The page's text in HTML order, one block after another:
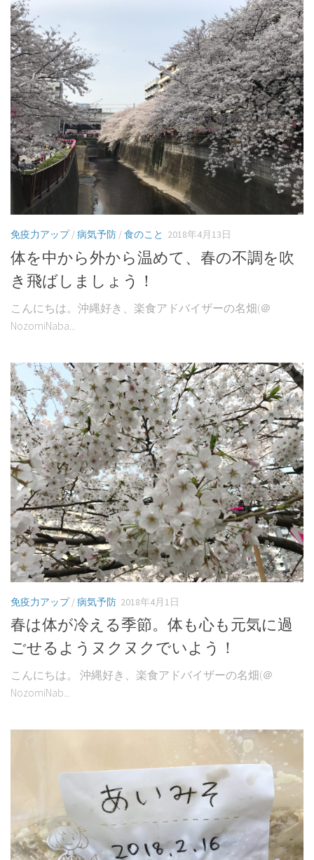
免疫力アップ/病気予防 /食のこと 2018年4月13日
体を中から外から温めて、春の不調を吹
き飛ばしましょう！
こんにちは。沖縄好き、楽食アドバイザーの名畑(＠
NozomiNaba...
免疫力アップ/病気予防 2018年4月1日
春は体が冷える季節。体も心も元気に過
ごせるようヌクヌクでいよう！
こんにちは。 沖縄好き、楽食アドバイザーの名畑(＠
NozomiNab...